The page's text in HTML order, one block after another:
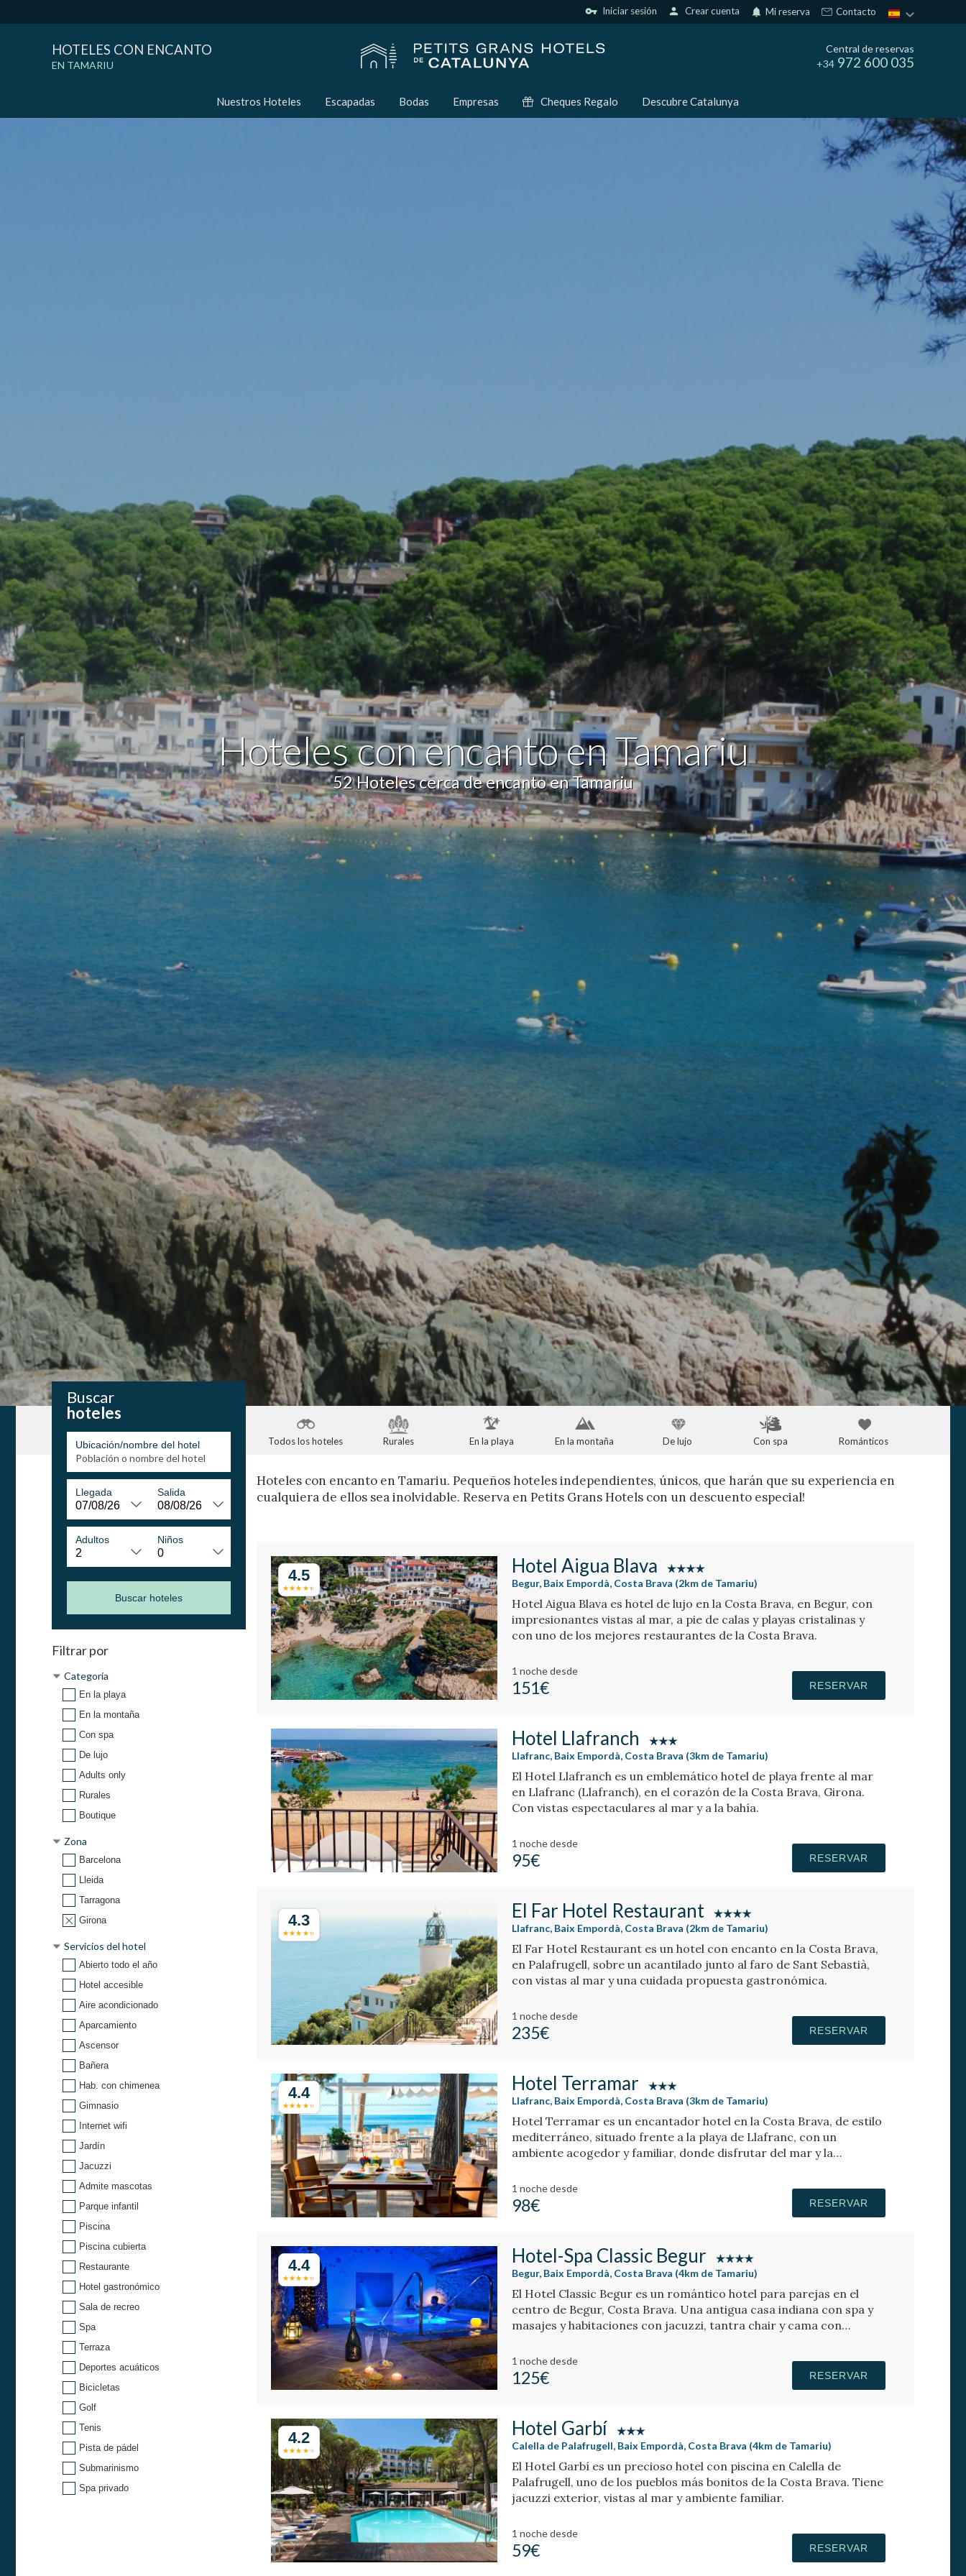
vpn_key Iniciar sesión person Crear cuenta notifications Mi reserva Contacto
HOTELES CON ENCANTO
EN TAMARIU
Central de reservas
+34 972 600 035
Nuestros Hoteles Escapadas Bodas Empresas Cheques Regalo Descubre Catalunya
Hoteles con encanto en Tamariu
52 Hoteles cerca de encanto en Tamariu
Todos los hoteles Rurales En la playa En la montaña De lujo Con spa Románticos
Buscar
hoteles
Ubicación/nombre del hotel
Llegada Salida
Adultos Niños
Buscar hoteles
Filtrar por
Categoría
En la playa
En la montaña
Con spa
De lujo
Adults only
Rurales
Boutique
Zona
Barcelona
Lleida
Tarragona
Girona
Servicios del hotel
Abierto todo el año
Hotel accesible
Aire acondicionado
Aparcamiento
Ascensor
Bañera
Hab. con chimenea
Gimnasio
Internet wifi
Jardín
Jacuzzi
Admite mascotas
Parque infantil
Piscina
Piscina cubierta
Restaurante
Hotel gastronómico
Sala de recreo
Spa
Terraza
Deportes acuáticos
Bicicletas
Golf
Tenis
Pista de pádel
Submarinismo
Spa privado
Hoteles con encanto en Tamariu. Pequeños hoteles independientes, únicos, que harán que su experiencia en
cualquiera de ellos sea inolvidable. Reserva en Petits Grans Hotels con un descuento especial!
4.5 Hotel Aigua Blava
Begur, Baix Empordà, Costa Brava (2km de Tamariu)
Hotel Aigua Blava es hotel de lujo en la Costa Brava, en Begur, con
impresionantes vistas al mar, a pie de calas y playas cristalinas y
con uno de los mejores restaurantes de la Costa Brava.
1 nochedesde
151€ RESERVAR
Hotel Llafranch
Llafranc, Baix Empordà, Costa Brava (3km de Tamariu)
El Hotel Llafranch es un emblemático hotel de playa frente al mar
en Llafranc (Llafranch), en el corazón de la Costa Brava, Girona.
Con vistas espectaculares al mar y a la bahía.
1 nochedesde
95€ RESERVAR
4.3 El Far Hotel Restaurant
Llafranc, Baix Empordà, Costa Brava (2km de Tamariu)
El Far Hotel Restaurant es un hotel con encanto en la Costa Brava,
en Palafrugell, sobre un acantilado junto al faro de Sant Sebastià,
con vistas al mar y una cuidada propuesta gastronómica.
1 nochedesde
235€ RESERVAR
4.4 Hotel Terramar
Llafranc, Baix Empordà, Costa Brava (3km de Tamariu)
Hotel Terramar es un encantador hotel en la Costa Brava, de estilo
mediterráneo, situado frente a la playa de Llafranc, con un
ambiente acogedor y familiar, donde disfrutar del mar y la
1 nochedesde
98€ RESERVAR
4.4 Hotel-Spa Classic Begur
Begur, Baix Empordà, Costa Brava (4km de Tamariu)
El Hotel Classic Begur es un romántico hotel para parejas en el
centro de Begur, Costa Brava. Una antigua casa indiana con spa y
masajes y habitaciones con jacuzzi, tantra chair y cama con
1 nochedesde
125€ RESERVAR
4.2 Hotel Garbí
Calella de Palafrugell, Baix Empordà, Costa Brava (4km de Tamariu)
El Hotel Garbí es un precioso hotel con piscina en Calella de
Palafrugell, uno de los pueblos más bonitos de la Costa Brava. Tiene
jacuzzi exterior, vistas al mar y ambiente familiar.
1 nochedesde
59€ RESERVAR
Modificar cookies
Técnicas y funcionales
Siempre activas
Este sitio web utiliza Cookies propias para recopilar información con la finalidad de
mejorar nuestros servicios. Si continua navegando, supone la aceptación de la
instalación de las mismas. El usuario tiene la posibilidad de configurar su navegador
pudiendo, si así lo desea, impedir que sean instaladas en su disco duro, aunque
deberá tener en cuenta que dicha acción podrá ocasionar dificultades de navegación
de la página web.
Analíticas y personalización
Permiten realizar el seguimiento y análisis del comportamiento de los usuarios de este
sitio web. La información recogida mediante este tipo de cookies se utiliza en la
medición de la actividad de la web para la elaboración de perfiles de navegación de
los usuarios con el fin de introducir mejoras en función del análisis de los datos de uso
que hacen los usuarios del servicio. Permiten guardar la información de preferencia
del usuario para mejorar la calidad de nuestros servicios y para ofrecer una mejor
experiencia a través de productos recomendados.
Marketing y publicidad
Estas cookies son utilizadas para almacenar información sobre las preferencias y
elecciones personales del usuario a través de la observación continuada de sus
hábitos de navegación. Gracias a ellas, podemos conocer los hábitos de navegación
en el sitio web y mostrar publicidad relacionada con el perfil de navegación del
Guardar configuración Aceptar todas